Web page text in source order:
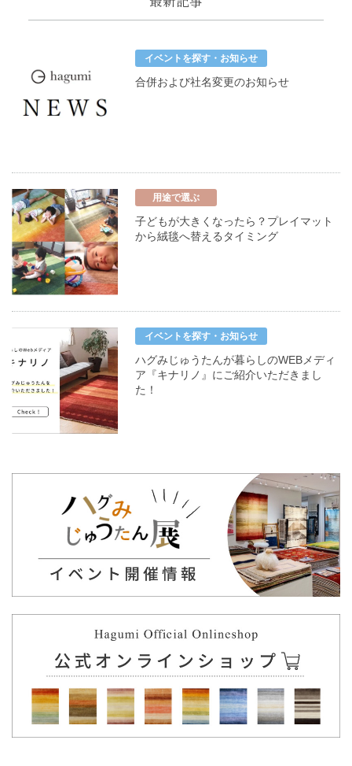
イベントを探す・お知らせ
合併および社名変更のお知らせ
用途で選ぶ
子どもが大きくなったら？プレイマット
から絨毯へ替えるタイミング
イベントを探す・お知らせ
ハグみじゅうたんが暮らしのWEBメディ
ア『キナリノ』にご紹介いただきまし
た！